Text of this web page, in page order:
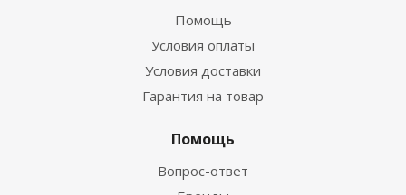
Помощь
Условия оплаты
Условия доставки
Гарантия на товар
Помощь
Вопрос-ответ